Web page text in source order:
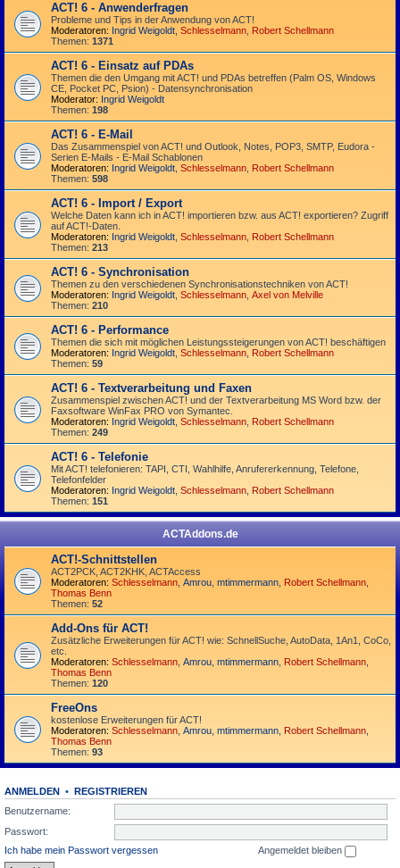
ACT! 6 - Anwender­fragen
Probleme und Tips in der Anwendung von ACT!
Moderatoren: Ingrid Weigoldt Schlesselmann Robert Schellmann
Themen: 1371
ACT! 6 - Einsatz auf PDAs
Themen die den Umgang mit ACT! und PDAs betreffen (Palm OS, Windows
CE, Pocket PC, Psion) - Datensynchronisation
Moderator: Ingrid Weigoldt
Themen: 198
ACT! 6 - E-Mail
Das Zusammen­spiel von ACT! und Outlook, Notes, POP3, SMTP, Eudora -
Serien E-Mails - E-Mail Schablonen
Moderatoren: Ingrid Weigoldt Schlesselmann Robert Schellmann
Themen: 598
ACT! 6 - Import / Export
Welche Daten kann ich in ACT! importieren bzw. aus ACT! exportieren? Zugriff
auf ACT!-Daten.
Moderatoren: Ingrid Weigoldt Schlesselmann Robert Schellmann
Themen: 213
ACT! 6 - Synchro­nisation
Themen zu den verschiedenen Synchro­nisations­­techniken von ACT!
Moderatoren: Ingrid Weigoldt Schlesselmann Axel von Melville
Themen: 210
ACT! 6 - Performance
Themen die sich mit möglichen Leistungssteigerungen von ACT! beschäftigen
Moderatoren: Ingrid Weigoldt Schlesselmann Robert Schellmann
Themen: 59
ACT! 6 - Textverarbeitung und Faxen
Zusammenspiel zwischen ACT! und der Textverarbeitung MS Word bzw. der
Faxsoftware WinFax PRO von Symantec.
Moderatoren: Ingrid Weigoldt Schlesselmann Robert Schellmann
Themen: 249
ACT! 6 - Telefonie
Mit ACT! telefonieren: TAPI, CTI, Wahlhilfe, Anrufererkennung, Telefone,
Telefonfelder
Moderatoren: Ingrid Weigoldt Schlesselmann Robert Schellmann
Themen: 151
ACTAddons.de
ACT!-Schnittstellen
ACT2PCK, ACT2KHK, ACTAccess
Moderatoren: Schlesselmann Amrou mtimmermann Robert Schellmann
Thomas Benn
Themen: 52
Add-Ons für ACT!
Zusätzliche Erweiterungen für ACT! wie: SchnellSuche, AutoData, 1An1, CoCo,
etc.
Moderatoren: Schlesselmann Amrou mtimmermann Robert Schellmann
Thomas Benn
Themen: 120
FreeOns
kostenlose Erweiterungen für ACT!
Moderatoren: Schlesselmann Amrou mtimmermann Robert Schellmann
Thomas Benn
Themen: 93
ANMELDEN • REGISTRIEREN
Benutzername:
Passwort:
Ich habe mein Passwort vergessen
Angemeldet bleiben